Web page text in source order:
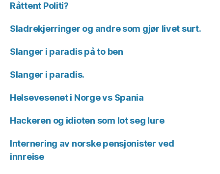
Råttent Politi?
Sladrekjerringer og andre som gjør livet surt.
Slanger i paradis på to ben
Slanger i paradis.
Helsevesenet i Norge vs Spania
Hackeren og idioten som lot seg lure
Internering av norske pensjonister ved
innreise